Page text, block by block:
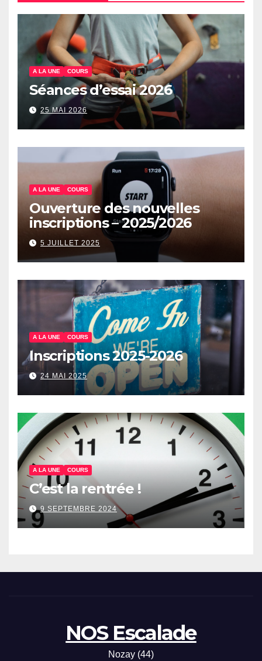
A LA UNE COURS
Séances d’essai 2026
25 MAI 2026
A LA UNE COURS
Ouverture des nouvelles
inscriptions – 2025/2026
5 JUILLET 2025
A LA UNE COURS
Inscriptions 2025-2026
24 MAI 2025
A LA UNE COURS
C’est la rentrée !
9 SEPTEMBRE 2024
NOS Escalade
Nozay (44)